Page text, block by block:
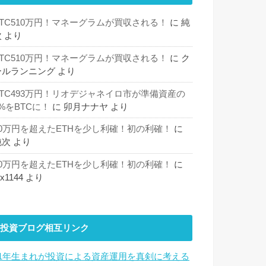
万円！マネーグラムが買収される！ に 純
より
万円！マネーグラムが買収される！ に ク
ルランニング より
万円！リオデジャネイロ市が準備資産の
をBTCに！
に 卯月ナナヤ より
万円を超えたETHを少し利確！初の利確！
に
より
万円を超えたETHを少し利確！初の利確！
に
より
投資ブログ相互リンク
年生まれが投資による資産運用を真剣に考える